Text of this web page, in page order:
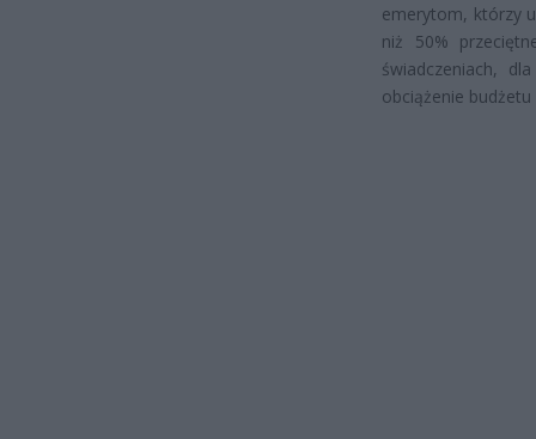
emerytom, którzy
niż 50%
świadczeniach,
obciążenie